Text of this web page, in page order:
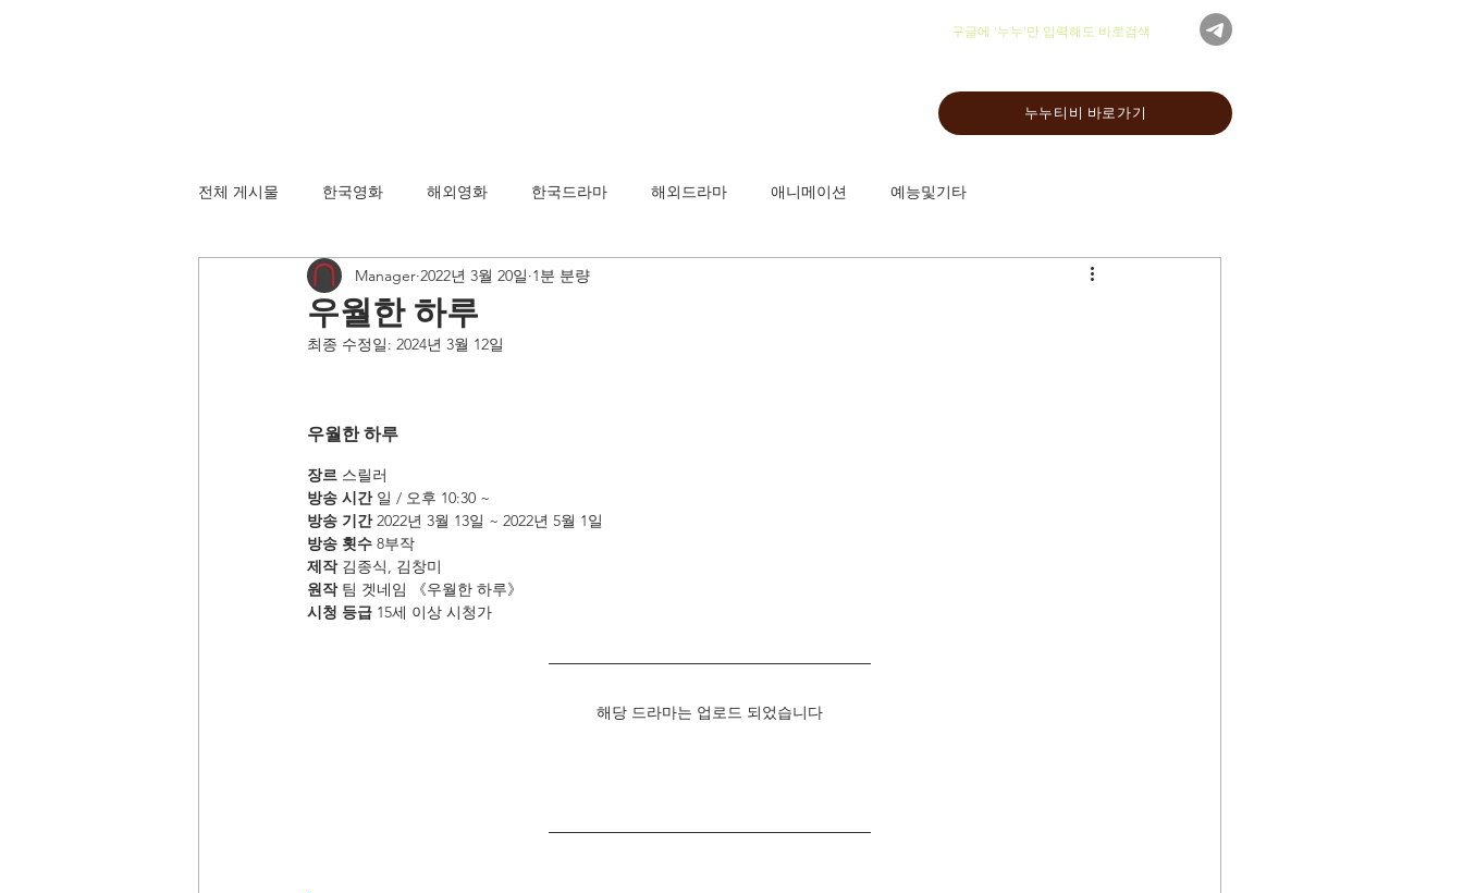
​구글에 '누누'만 입력해도 바로검색
누누티비 바로가기
전체 게시물 한국영화 해외영화 한국드라마 해외드라마 애니메이션 예능및기타
우월한 하루
Manager 2022년 3월 20일 1분 분량
최종 수정일: 2024년 3월 12일
우월한 하루
장르 스릴러
방송 시간 일 / 오후 10:30 ~
방송 기간 2022년 3월 13일 ~ 2022년 5월 1일
방송 횟수 8부작
제작 김종식, 김창미
원작 팀 겟네임 《우월한 하루》
시청 등급 15세 이상 시청가
해당 드라마는 업로드 되었습니다